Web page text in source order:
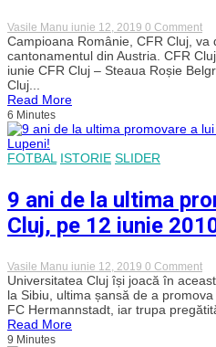
Vasile Manu iunie 12, 2019 0 Commenton
Cluj
a
Campioana Românie, CFR Cluj,
cantonamentul din Austria. CFR
iunie CFR Cluj – Steaua Roșie
Cluj...
Read More
6 Minutes
FOTBAL ISTORIE SLIDER
9 ani de la ultima
Cluj, pe 12 iunie
Vasile Manu iunie 12, 2019 0 Commenton
9
ani
de
la
Universitatea Cluj își joacă în
la Sibiu, ultima șansă de a
FC Hermannstadt, iar trupa
Read More
9 Minutes